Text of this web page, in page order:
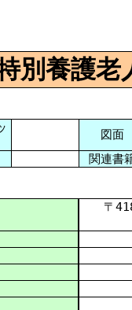
別養護
図面
関連書
〒